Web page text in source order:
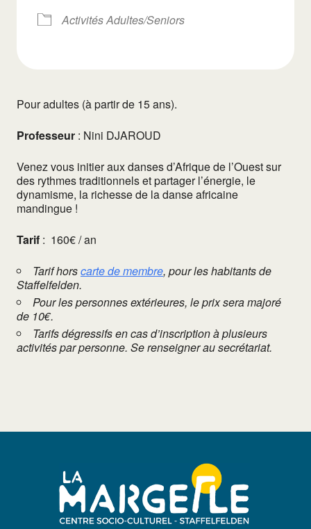
Activités Adultes/Seniors
Pour adultes (à partir de 15 ans).
Professeur : Nini DJAROUD
Venez vous initier aux danses d’Afrique de l’Ouest sur
des rythmes traditionnels et partager l’énergie, le
dynamisme, la richesse de la danse africaine
mandingue !
Tarif : 160€ / an
Tarif horscarte de membre, pour les habitants de
Staffelfelden.
Pour les personnes extérieures, le prix sera majoré
de 10€.
Tarifs dégressifs en cas d’inscription à plusieurs
activités par personne. Se renseigner au secrétariat.